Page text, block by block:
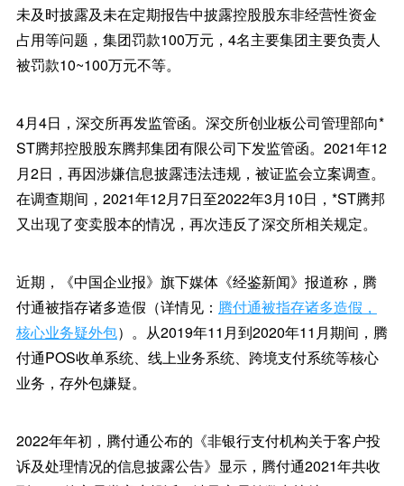
未及时披露及未在定期报告中披露控股股东非经营性资金
占用等问题，集团罚款100万元，4名主要集团主要负责人
被罚款10~100万元不等。
4月4日，深交所再发监管函。深交所创业板公司管理部向*
ST腾邦控股股东腾邦集团有限公司下发监管函。2021年12
月2日，再因涉嫌信息披露违法违规，被证监会立案调查。
在调查期间，2021年12月7日至2022年3月10日，*ST腾邦
又出现了变卖股本的情况，再次违反了深交所相关规定。
近期，《中国企业报》旗下媒体《经鉴新闻》报道称，腾
付通被指存诸多造假（详情见： 腾付通被指存诸多造假，
核心业务疑外包）。从2019年11月到2020年11月期间，腾
付通POS收单系统、线上业务系统、跨境支付系统等核心
业务，存外包嫌疑。
2022年年初，腾付通公布的《非银行支付机构关于客户投
诉及处理情况的信息披露公告》显示，腾付通2021年共收